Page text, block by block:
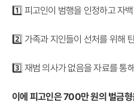
1️⃣ 피고인이 범행을 인정하고 자
2️⃣ 가족과 지인들이 선처를 위해
3️⃣ 재범 의사가 없음을 자료를 통
이에 피고인은 700만 원의 벌금